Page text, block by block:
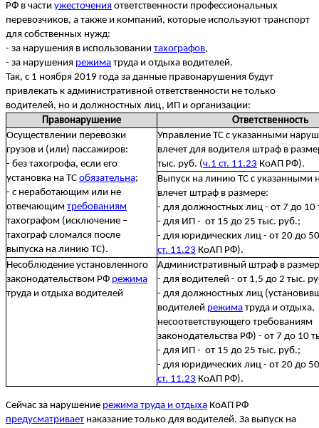
РФ в части ужесточения ответственности профессиональных
перевозчиков, а также и компаний, которые используют транспорт
для собственных нужд:
- за нарушения в использовании тахографов,
- за нарушения режима труда и отдыха водителей.
Так, с 1 ноября 2019 года за данные правонарушения будут
привлекать к административной ответственности не только
водителей, но и должностных лиц, ИП и организации:
Правонарушение
Ответственность
Осуществлении перевозки
грузов и (или) пассажиров:
- без тахогрофа, если его
установка на ТС обязательна;
- с неработающим или не
отвечающим требованиям
тахографом (исключение –
тахограф сломался после
выпуска на линию ТС).
Управление ТС с указанными
влечет для водителя штраф в
тыс. руб. (ч.1 ст. 11.23 КоАП РФ).
Выпуск на линию ТС с указанными
влечет штраф в размере:
- для должностных лиц - от 7 до 10
- для ИП - от 15 до 25 тыс. руб.;
- для юридических лиц - от 20 до
ст. 11.23 КоАП РФ).
Несоблюдение установленного
законодательством РФ режима
труда и отдыха водителей
Административный штраф в
- для водителей - от 1,5 до 2 тыс.
- для должностных лиц
водителей режима труда и отдыха,
несоответствующего требованиям
законодательства РФ) - от 7 до 10
- для ИП - от 15 до 25 тыс. руб.;
- для юридических лиц - от 20 до
ст. 11.23 КоАП РФ).
Сейчас за нарушение режима труда и отдыха КоАП РФ
предусматривает наказание только для водителей. За выпуск на